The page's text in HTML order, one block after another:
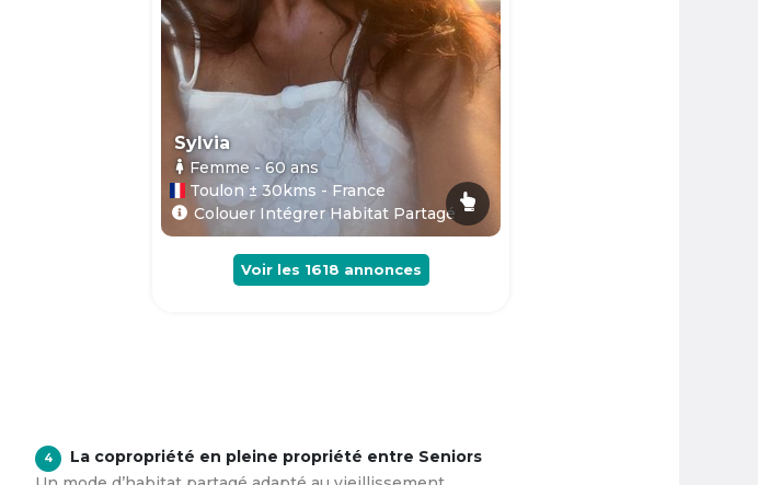
Sylvia
Femme - 60ans
Toulon ± 30kms - France
Colouer Intégrer Habitat Partagé
Voir les 1618 annonces
4
La copropriété en pleine propriété entre Seniors